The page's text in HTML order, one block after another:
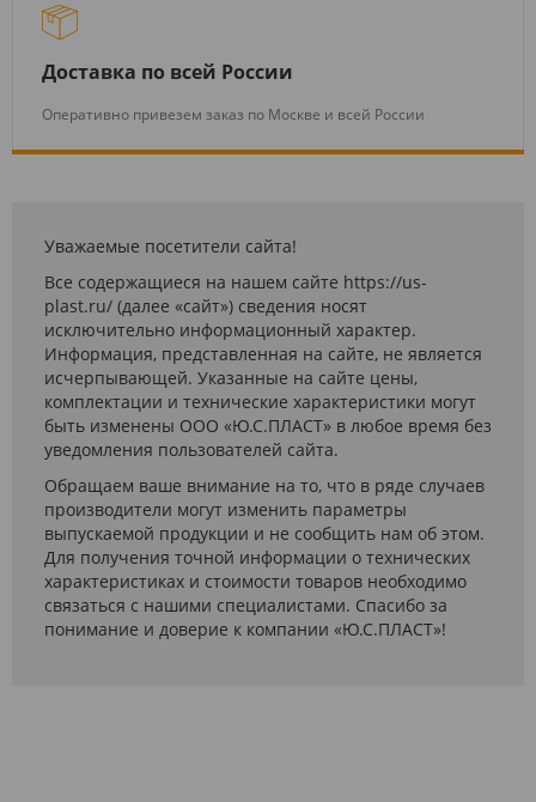
Доставка по всей России
Оперативно привезем заказ по Москве и всей России
Уважаемые посетители сайта!
Все содержащиеся на нашем сайте https://us-
plast.ru/ (далее «сайт») сведения носят
исключительно информационный характер.
Информация, представленная на сайте, не является
исчерпывающей. Указанные на сайте цены,
комплектации и технические характеристики могут
быть изменены ООО «Ю.С.ПЛАСТ» в любое время без
уведомления пользователей сайта.
Обращаем ваше внимание на то, что в ряде случаев
производители могут изменить параметры
выпускаемой продукции и не сообщить нам об этом.
Для получения точной информации о технических
характеристиках и стоимости товаров необходимо
связаться с нашими специалистами. Спасибо за
понимание и доверие к компании «Ю.С.ПЛАСТ»!